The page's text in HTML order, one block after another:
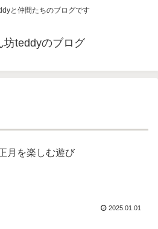
と仲間たちのブログです
坊teddyのブログ
月を楽しむ遊び
2025.01.01